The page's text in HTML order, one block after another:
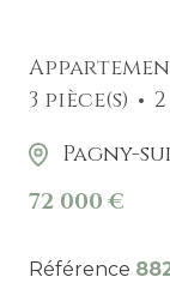
3 pièce(s)
Pagny-
72 000 €
Référence